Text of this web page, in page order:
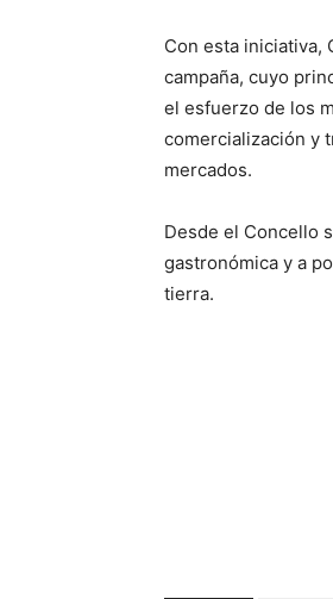
Con esta iniciativa,
campaña, cuyo
el esfuerzo de los
comercialización y
mercados.
Desde el Concello
gastronómica y a
tierra.